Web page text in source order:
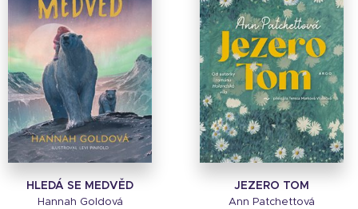
HLEDÁ SE MEDVĚD
Hannah Goldová
JEZERO TOM
Ann Patchettová